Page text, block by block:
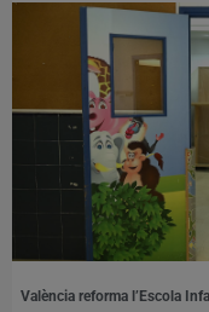
València reforma l’Escola